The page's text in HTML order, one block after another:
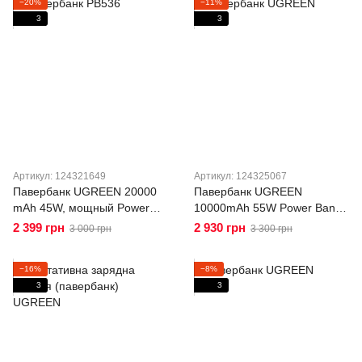
−20%
3
Артикул: 124321649
Павербанк UGREEN 20000
mAh 45W, мощный Power
Bank для телефона,
Gray
2 399 грн 3 000 грн
−11%
3
Артикул: 124325067
Павербанк UGREEN
10000mAh 55W Power Bank
для телефону та планшета
кабелем PB727 Gray
2 930 грн 3 300 грн
−16%
3
−8%
3